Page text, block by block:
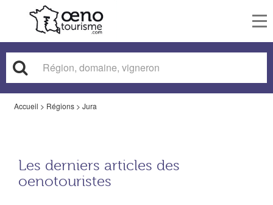
Accueil > Régions > Jura
Les derniers articles des
oenotouristes